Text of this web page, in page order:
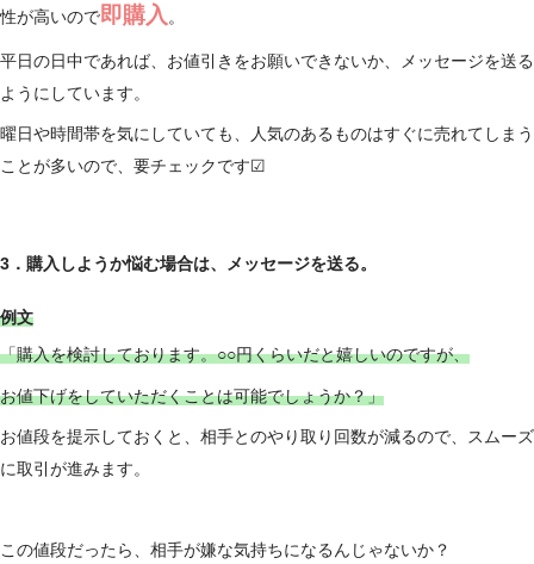
性が高いので即購入 。
平日の日中であれば、お値引きをお願いできないか、メッセージを送る
ようにしています。
曜日や時間帯を気にしていても、人気のあるものはすぐに売れてしまう
ことが多いので、要チェックです☑
3．購入しようか悩む場合は、メッセージを送る。
例文
「購入を検討しております。○○円くらいだと嬉しいのですが、
お値下げをしていただくことは可能でしょうか？」
お値段を提示しておくと、相手とのやり取り回数が減るので、スムーズ
に取引が進みます。
この値段だったら、相手が嫌な気持ちになるんじゃないか？